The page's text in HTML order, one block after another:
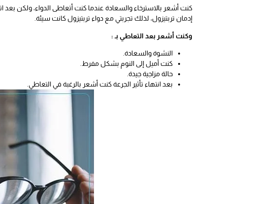
كنت أشعر بالاسترخاء والسعادة عندما كنت أتعاطى الدواء، ولكن بعد
إدمان تربتيزول، لذلك تجربتي مع دواء تربتيزول كانت سيئة.
وكنت أشعر بعد التعاطي بـ :
النشوة والسعادة.
كنت أميل إلى النوم بشكل مفرط.
حالة مزاجية جيدة.
بعد انتهاء تأثير الجرعة كنت أشعر بالرغبة في التعاطي.